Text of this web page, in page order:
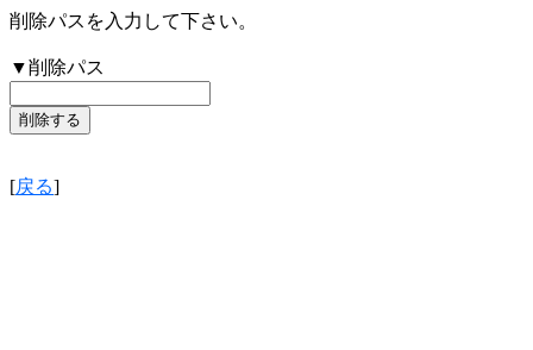
削除パスを入力して下さい。
▼削除パス
[戻る]